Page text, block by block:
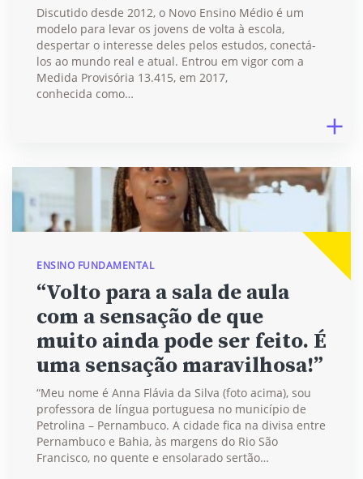
Discutido desde 2012, o Novo Ensino Médio é um
modelo para levar os jovens de volta à escola,
despertar o interesse deles pelos estudos, conectá-
los ao mundo real e atual. Entrou em vigor com a
Medida Provisória 13.415, em 2017,
conhecida como…
ENSINO FUNDAMENTAL
“Volto para a sala de aula
com a sensação de que
muito ainda pode ser feito. É
uma sensação maravilhosa!”
“Meu nome é Anna Flávia da Silva (foto acima), sou
professora de língua portuguesa no município de
Petrolina – Pernambuco. A cidade fica na divisa entre
Pernambuco e Bahia, às margens do Rio São
Francisco, no quente e ensolarado sertão…